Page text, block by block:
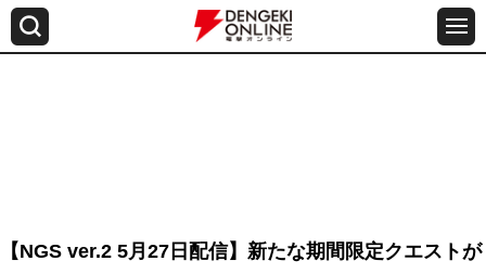
【NGS ver.2 5月27日配信】新たな期間限定クエストが